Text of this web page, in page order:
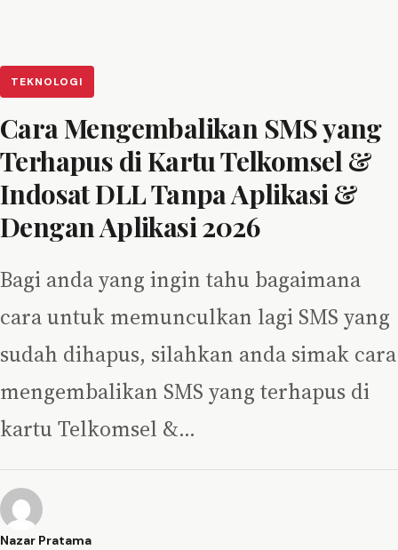
TEKNOLOGI
Cara Mengembalikan SMS yang
Terhapus di Kartu Telkomsel &
Indosat DLL Tanpa Aplikasi &
Dengan Aplikasi 2026
Bagi anda yang ingin tahu bagaimana
cara untuk memunculkan lagi SMS yang
sudah dihapus, silahkan anda simak cara
mengembalikan SMS yang terhapus di
kartu Telkomsel &…
Nazar Pratama